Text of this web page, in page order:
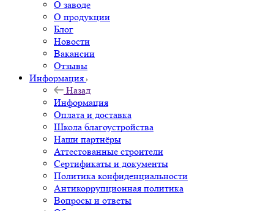
О заводе
О продукции
Блог
Новости
Вакансии
Отзывы
Информация
Назад
Информация
Оплата и доставка
Школа благоустройства
Наши партнёры
Аттестованные строители
Сертификаты и документы
Политика конфиденциальности
Антикоррупционная политика
Вопросы и ответы